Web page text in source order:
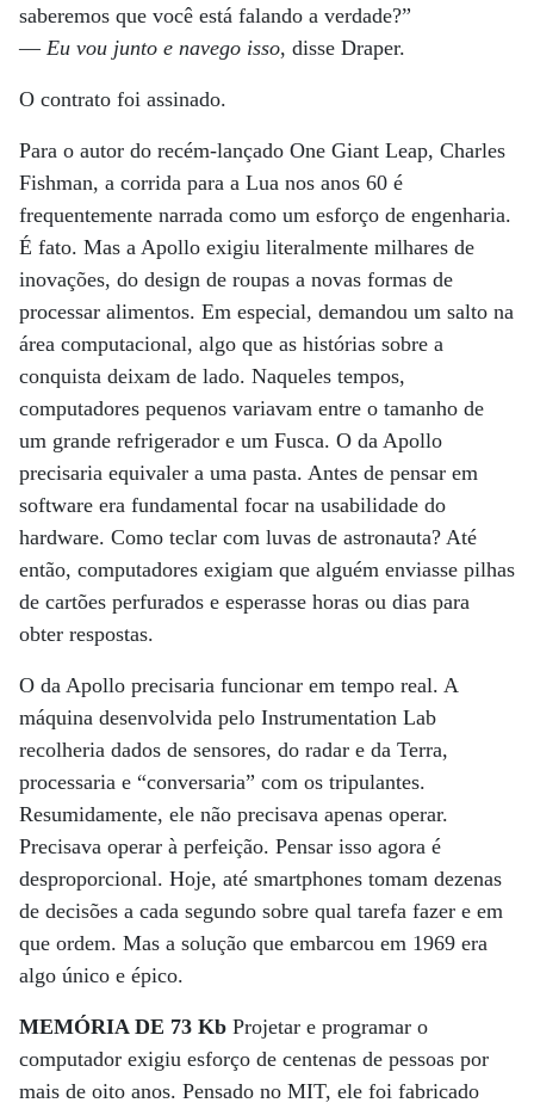
saberemos que você está falando a verdade?”
— Eu vou junto e navego isso, disse Draper.
O contrato foi assinado.
Para o autor do recém-lançado One Giant Leap, Charles
Fishman, a corrida para a Lua nos anos 60 é
frequentemente narrada como um esforço de engenharia.
É fato. Mas a Apollo exigiu literalmente milhares de
inovações, do design de roupas a novas formas de
processar alimentos. Em especial, demandou um salto na
área computacional, algo que as histórias sobre a
conquista deixam de lado. Naqueles tempos,
computadores pequenos variavam entre o tamanho de
um grande refrigerador e um Fusca. O da Apollo
precisaria equivaler a uma pasta. Antes de pensar em
software era fundamental focar na usabilidade do
hardware. Como teclar com luvas de astronauta? Até
então, computadores exigiam que alguém enviasse pilhas
de cartões perfurados e esperasse horas ou dias para
obter respostas.
O da Apollo precisaria funcionar em tempo real. A
máquina desenvolvida pelo Instrumentation Lab
recolheria dados de sensores, do radar e da Terra,
processaria e “conversaria” com os tripulantes.
Resumidamente, ele não precisava apenas operar.
Precisava operar à perfeição. Pensar isso agora é
desproporcional. Hoje, até smartphones tomam dezenas
de decisões a cada segundo sobre qual tarefa fazer e em
que ordem. Mas a solução que embarcou em 1969 era
algo único e épico.
MEMÓRIA DE 73 Kb Projetar e programar o
computador exigiu esforço de centenas de pessoas por
mais de oito anos. Pensado no MIT, ele foi fabricado